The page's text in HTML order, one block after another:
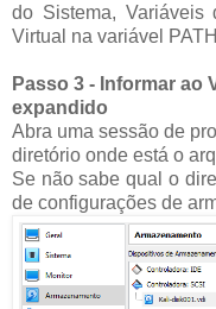
do Sistema, Variáveis
Virtual na variável
Passo 3 - Informar ao
expandido
Abra uma sessão de
diretório onde está o
Se não sabe qual o
de configurações de